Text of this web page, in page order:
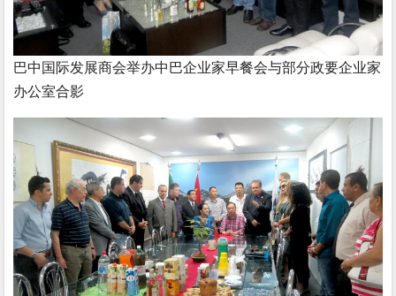
巴中国际发展商会举办中巴企业家早餐会与部分政要企业家
办公室合影